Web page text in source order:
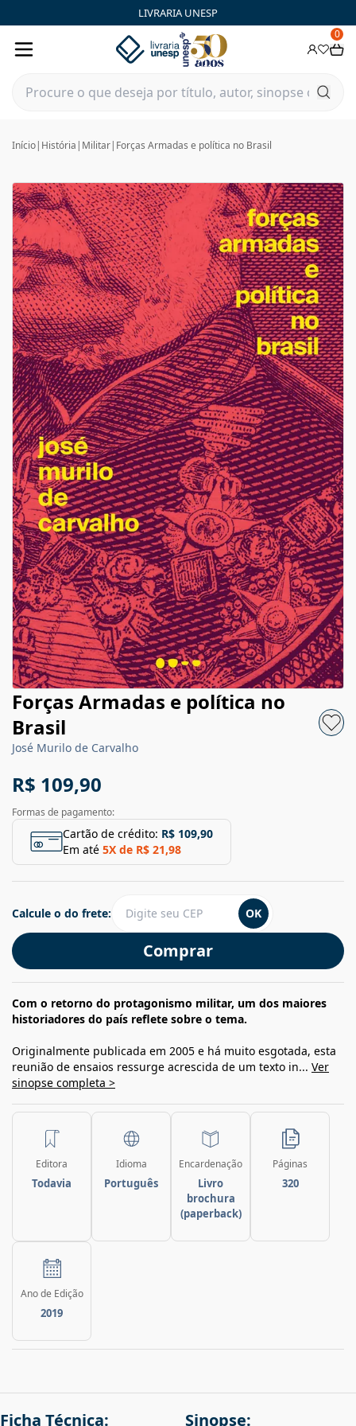
LIVRARIA UNESP
0
Início| História | Militar| Forças Armadas e política no Brasil
Forças Armadas e política no
Brasil
José Murilo de Carvalho
R$ 109,90
Formas de pagamento:
Cartão de crédito: R$ 109,90
Em até 5X de R$ 21,98
Comprar
Calcule o do frete: OK
Com o retorno do protagonismo militar, um dos maiores
historiadores do país reflete sobre o tema.
Originalmente publicada em 2005 e há muito esgotada, esta
reunião de ensaios ressurge acrescida de um texto in... Ver
sinopse completa >
Editora
Todavia
Idioma
Português
Encardenação
Livro
brochura
(paperback)
Páginas
320
Ano de Edição
2019
Ficha Técnica: Sinopse: